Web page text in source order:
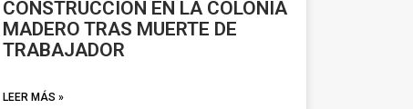
CONSTRUCCIÓN EN LA COLONIA
MADERO TRAS MUERTE DE
TRABAJADOR
LEER MÁS »